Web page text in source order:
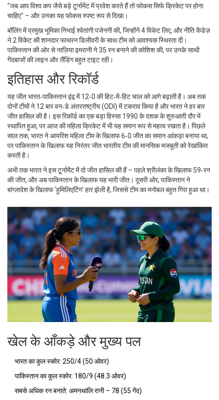
"जब आप विश्व कप जैसे बड़े टूर्नामेंट में प्रवेश करते हैं तो फोकस सिर्फ क्रिकेट पर होना
चाहिए" – और उनका यह फोकस स्पष्ट रूप से दिखा।
बॉलिंग में प्रमुख भूमिका निभाईश्वेतांगी पजेनगीकी, जिन्होंने 4 विकेट लिए, औरनीति कैडेज़
ने 2 विकेट की शानदार फाथरन डिलीवरी के साथ टीम को आवश्यक स्थिरता दी।
पाकिस्तान की ओर सेनाज़िया इमरानीने 35 रन बनाने की कोशिश की, पर उनके साथी
गेंदबाजों की लाइन और लैंडिंग बहुत टाइट रही।
इतिहास और रिकॉर्ड
यह जीत भारत‑पाकिस्तान द्वंद्व में 12‑0 की हिट‑में‑हिट चाल को आगे बढ़ाती है। अब तक
दोनों टीमों ने 12 बार वन‑डे अंतरराष्ट्रीय (ODI) में टकराव किया है और भारत ने हर बार
जीत हासिल की है। इस रिकॉर्ड का एक बड़ा हिस्सा 1990 के दशक के शुरुआती दौर में
स्थापित हुआ, पर आज की महिला क्रिकेट में भी यह समान रूप से महत्व रखता है। पिछले
साल तक, भारत ने आयरिश महिला टीम के खिलाफ 6‑0 जीत का समान आंकड़ा बनाया था,
पर पाकिस्तान के खिलाफ यह निरंतर जीत भारतीय टीम की मानसिक मजबूती को रेखांकित
करती है।
अभी तक भारत ने इस टूर्नामेंट में दो जीत हासिल की हैं – पहले श्रीलंका के खिलाफ 59‑रन
की जीत, और अब पाकिस्तान के खिलाफ यह भारी जीत। दूसरी ओर, पाकिस्तान ने
बांग्लादेश के खिलाफ ‘हुमिलिएटिंग’ हार झेली है, जिससे टीम का मनोबल बहुत गिरा हुआ था।
खेल के आँकड़े और मुख्य पल
भारत का कुल स्कोर: 250/4 (50 ओवर)
पाकिस्तान का कुल स्कोर: 180/9 (48.3 ओवर)
सबसे अधिक रन बनाते: अमनथालि रानी– 78 (55 गेंद)